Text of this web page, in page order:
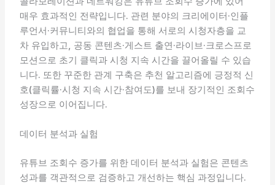
매우 효과적인 전략입니다. 관련 분야의 크리에이터·인플
루언서·커뮤니티와의 협업을 통해 서로의 시청자층을 교
차 유입하고, 공동 콘텐츠·게스트 출연·라이브·크로스프로
모션으로 초기 클릭과 시청 지속 시간을 끌어올릴 수 있습
니다. 또한 꾸준한 관계 구축은 추천 알고리즘에 긍정적 신
호(클릭률·시청 지속 시간·참여도)를 보내 장기적인 조회수
성장으로 이어집니다.
데이터 분석과 실험
유튜브 조회수 증가를 위한 데이터 분석과 실험은 콘텐츠
성과를 객관적으로 검증하고 개선하는 핵심 과정입니다.